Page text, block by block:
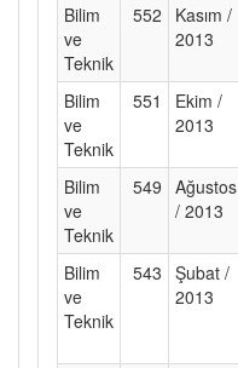
Bilim
ve
Teknik
552
Kasım /
2013
Bilim
ve
Teknik
551
Ekim /
2013
Bilim
ve
Teknik
549 Ağustos
/ 2013
Bilim
ve
Teknik
543 Şubat /
2013